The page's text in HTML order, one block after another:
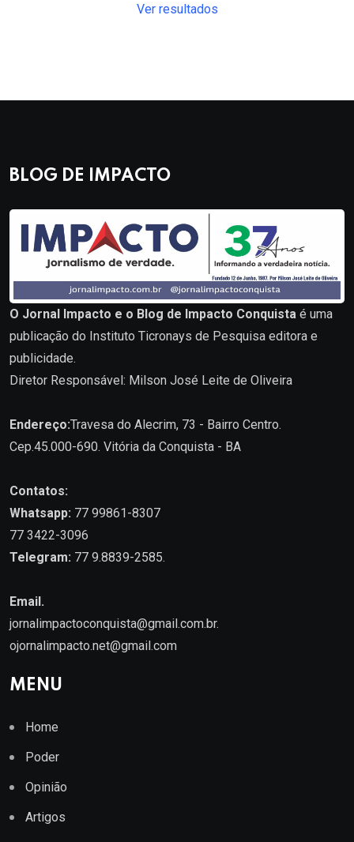
Ver resultados
BLOG DE IMPACTO
O Jornal Impacto e o Blog de Impacto Conquista é uma
publicação do Instituto Ticronays de Pesquisa editora e
publicidade.
Diretor Responsável: Milson José Leite de Oliveira
Endereço:Travesa do Alecrim, 73 - Bairro Centro.
Cep.45.000-690. Vitória da Conquista - BA
Contatos:
Whatsapp: 77 99861-8307
77 3422-3096
Telegram: 77 9.8839-2585.
Email.
jornalimpactoconquista@gmail.com.br.
ojornalimpacto.net@gmail.com
MENU
Home
Poder
Opinião
Artigos